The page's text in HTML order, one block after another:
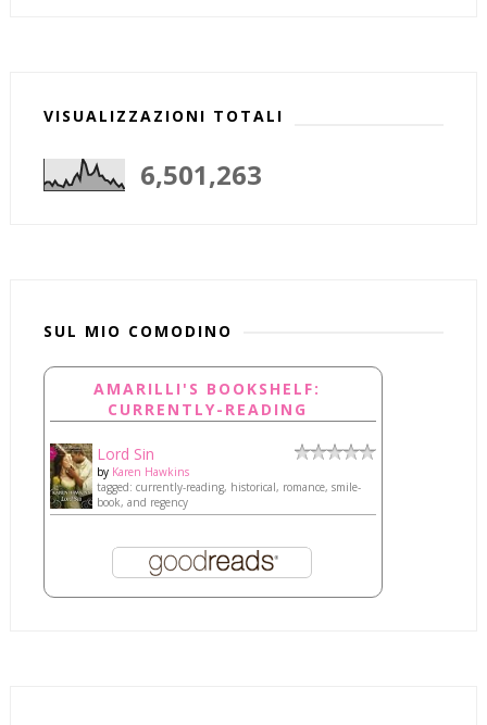
VISUALIZZAZIONI TOTALI
6,501,263
SUL MIO COMODINO
AMARILLI'S BOOKSHELF:
CURRENTLY-READING
Lord Sin
by Karen Hawkins
tagged: currently-reading, historical, romance, smile-
book, and regency